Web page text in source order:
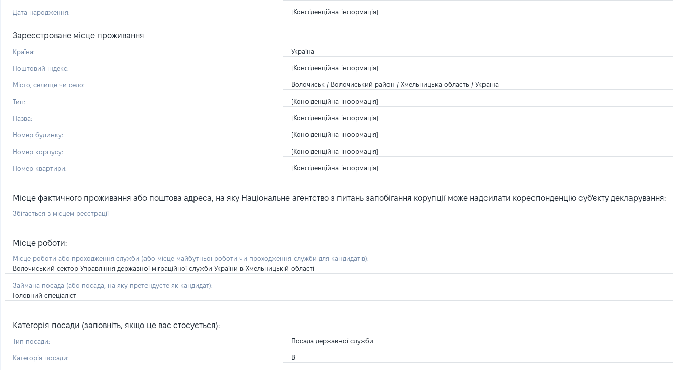
Дата народження: [Конфіденційна інформація]
Зареєстроване місце проживання
Країна: Україна
Поштовий індекс: [Конфіденційна інформація]
Місто, селище чи село: Волочиськ / Волочиський район / Хмельницька область / Україна
Тип: [Конфіденційна інформація]
Назва: [Конфіденційна інформація]
Номер будинку: [Конфіденційна інформація]
Номер корпусу: [Конфіденційна інформація]
Номер квартири: [Конфіденційна інформація]
Місце фактичного проживання або поштова адреса, на яку Національне агентство з питань запобігання корупції може надсилати кореспонденцію суб'єкту декларування:
Збігається з місцем реєстрації
Місце роботи:
Місце роботи або проходження служби (або місце майбутньої роботи чи проходження служби для кандидатів):
Волочиський сектор Управління державної міграційної служби України в Хмельницькій області
Займана посада (або посада, на яку претендуєте як кандидат):
Головний спеціаліст
Категорія посади (заповніть, якщо це вас стосується):
Тип посади: Посада державної служби
Категорія посади: В